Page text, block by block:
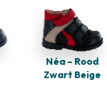
Néa – Rood
Zwart Beige